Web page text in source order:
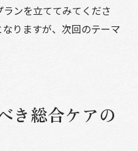
ンを立ててみてくださ
りますが、次回のテーマ
き総合ケアの